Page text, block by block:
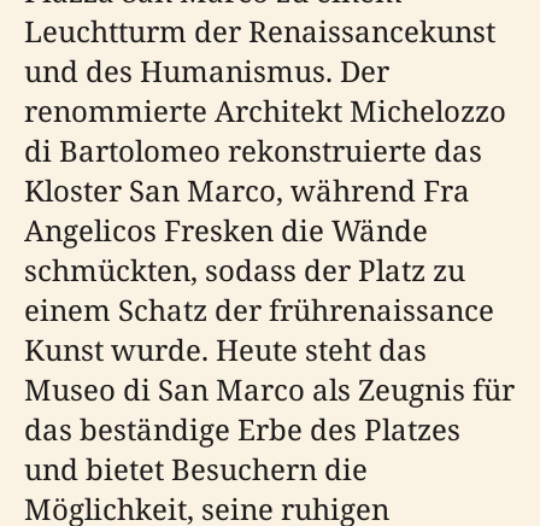
Leuchtturm der Renaissancekunst
und des Humanismus. Der
renommierte Architekt Michelozzo
di Bartolomeo rekonstruierte das
Kloster San Marco, während Fra
Angelicos Fresken die Wände
schmückten, sodass der Platz zu
einem Schatz der frührenaissance
Kunst wurde. Heute steht das
Museo di San Marco als Zeugnis für
das beständige Erbe des Platzes
und bietet Besuchern die
Möglichkeit, seine ruhigen